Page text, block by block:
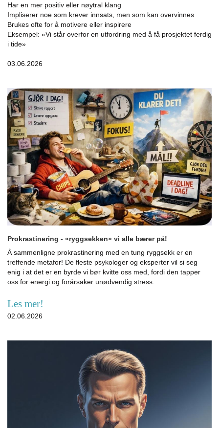
Har en mer positiv eller nøytral klang
Impliserer noe som krever innsats, men som kan overvinnes
Brukes ofte for å motivere eller inspirere
Eksempel: «Vi står overfor en utfordring med å få prosjektet ferdig
i tide»
03.06.2026
Prokrastinering - «ryggsekken» vi alle bærer på!
Å sammenligne prokrastinering med en tung ryggsekk er en
treffende metafor! De fleste psykologer og eksperter vil si seg
enig i at det er en byrde vi bør kvitte oss med, fordi den tapper
oss for energi og forårsaker unødvendig stress.
Les mer!
02.06.2026